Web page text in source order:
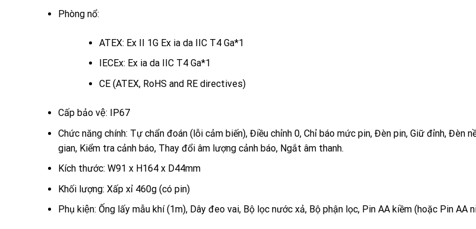
Phòng nổ:
ATEX: Ex II 1G Ex ia da IIC T4 Ga*1
IECEx: Ex ia da IIC T4 Ga*1
CE (ATEX, RoHS and RE directives)
Cấp bảo vệ: IP67
Chức năng chính: Tự chẩn đoán (lỗi cảm biến), Điều chỉnh 0, Chỉ báo mức pin, Đèn pin, Giữ đỉnh, Đèn
gian, Kiểm tra cảnh báo, Thay đổi âm lượng cảnh báo, Ngắt âm thanh.
Kích thước: W91 x H164 x D44mm
Khối lượng: Xấp xỉ 460g (có pin)
Phụ kiện: Ống lấy mẫu khí (1m), Dây đeo vai, Bộ lọc nước xả, Bộ phận lọc, Pin AA kiềm (hoặc Pin